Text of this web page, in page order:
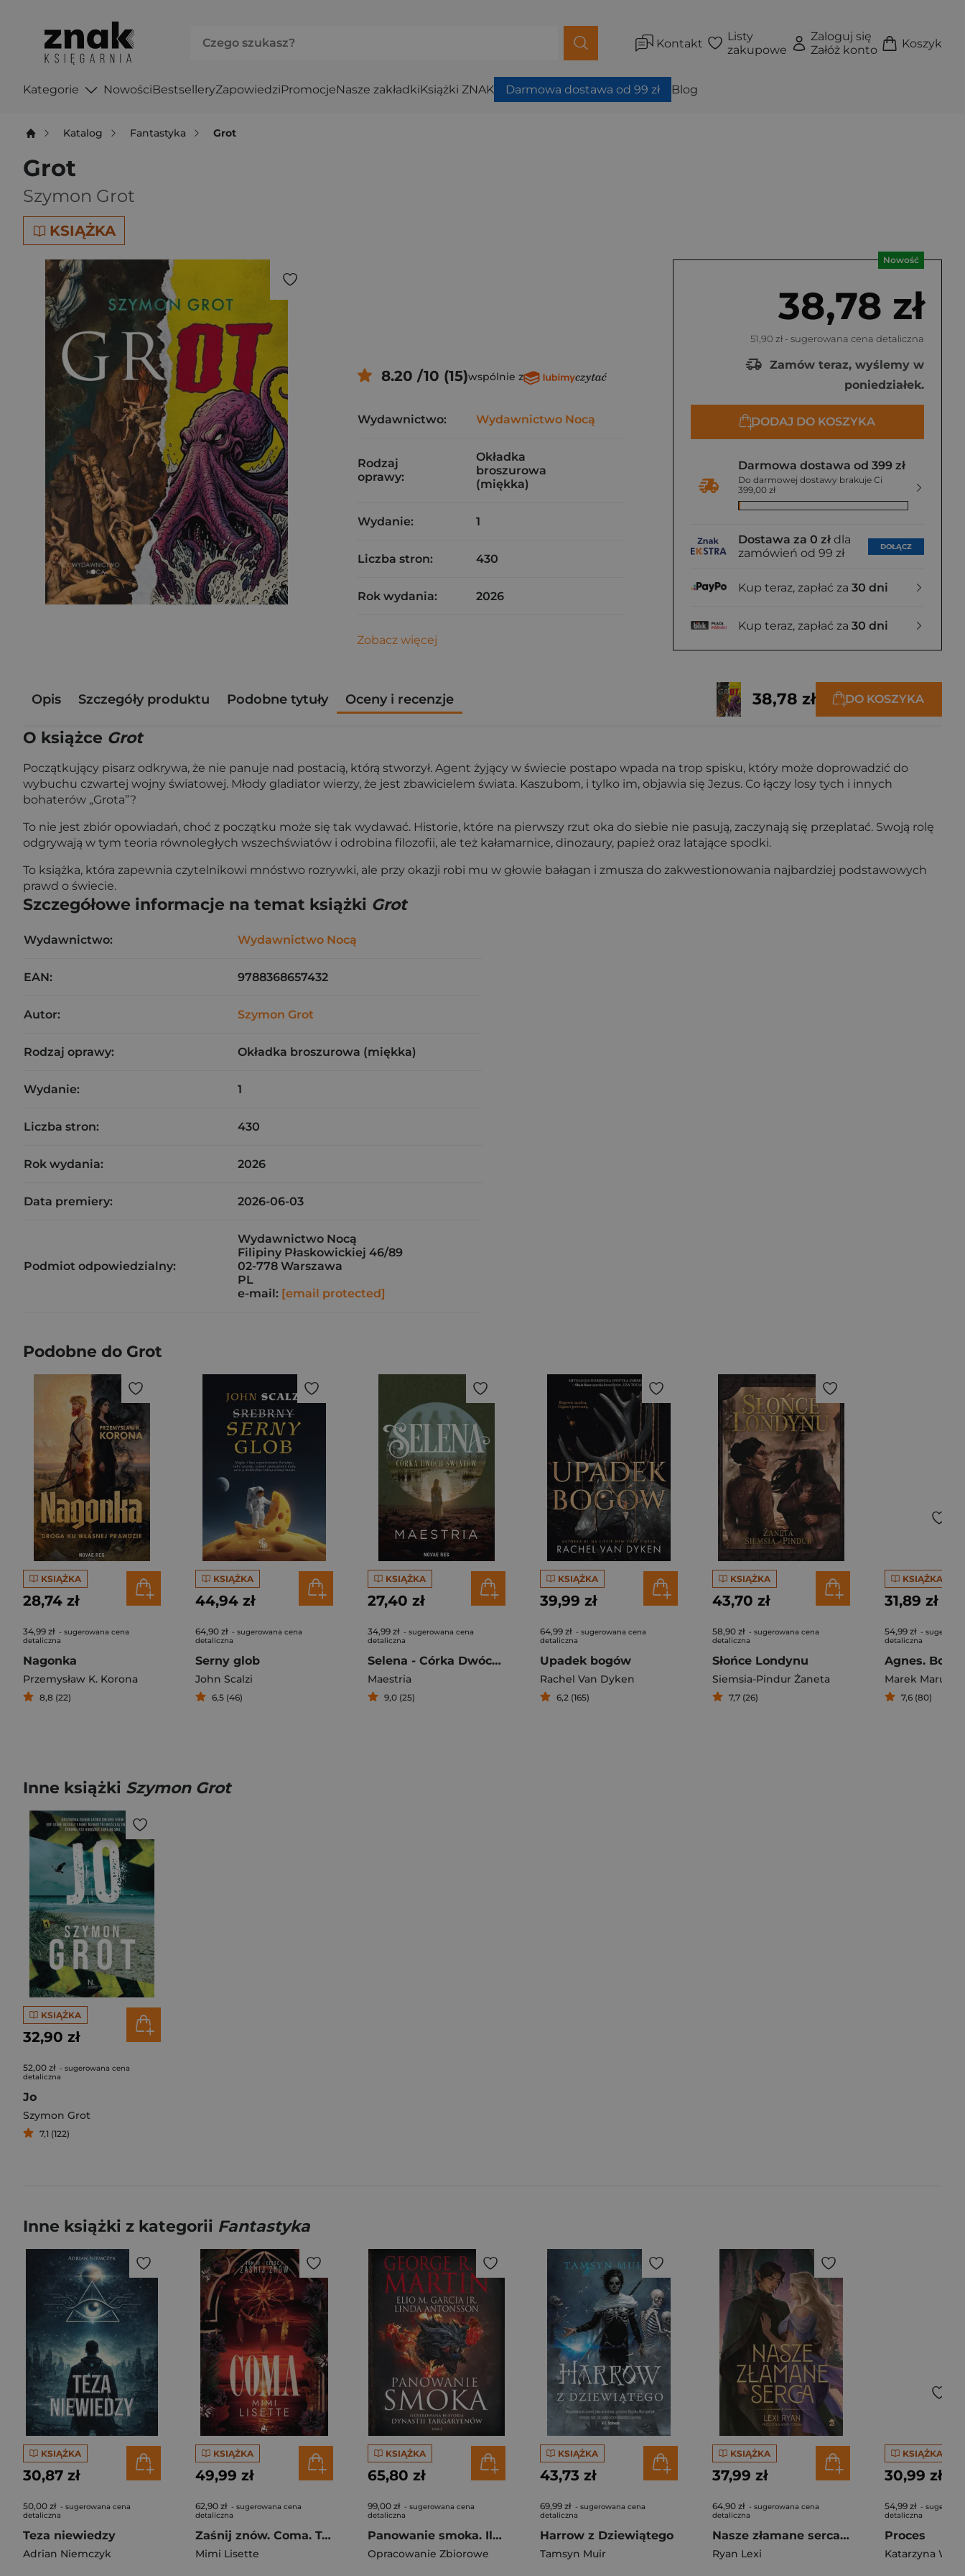
Kontakt
Listy
zakupowe
Zaloguj się
Załóż konto
Koszyk
Kategorie NowościBestselleryZapowiedziPromocjeNasze zakładkiKsiążki ZNAK Darmowa dostawa od 99 zł Blog
Katalog Fantastyka Grot
Grot
Szymon Grot
KSIĄŻKA
Nowość
38,78 zł
51,90 zł - sugerowana cena detaliczna
Zamów teraz, wyślemy w
poniedziałek.
DODAJ DO KOSZYKA
Darmowa dostawa od 399 zł
Do darmowej dostawy brakuje Ci
399,00 zł
Dostawa za 0 zł dla
zamówień od 99 zł
DOŁĄCZ
Kup teraz, zapłać za 30 dni
Kup teraz, zapłać za 30 dni
8.20 /10 (15)wspólnie z
Wydawnictwo: Wydawnictwo Nocą
Rodzaj
oprawy:
Okładka
broszurowa
(miękka)
Wydanie: 1
Liczba stron: 430
Rok wydania: 2026
Zobacz więcej
Opis Szczegóły produktu Podobne tytuły Oceny i recenzje 38,78 zł DO KOSZYKA
O książce Grot
Początkujący pisarz odkrywa, że nie panuje nad postacią, którą stworzył. Agent żyjący w świecie postapo wpada na trop spisku, który może doprowadzić do
wybuchu czwartej wojny światowej. Młody gladiator wierzy, że jest zbawicielem świata. Kaszubom, i tylko im, objawia się Jezus. Co łączy losy tych i innych
bohaterów „Grota”?
To nie jest zbiór opowiadań, choć z początku może się tak wydawać. Historie, które na pierwszy rzut oka do siebie nie pasują, zaczynają się przeplatać. Swoją rolę
odgrywają w tym teoria równoległych wszechświatów i odrobina filozofii, ale też kałamarnice, dinozaury, papież oraz latające spodki.
To książka, która zapewnia czytelnikowi mnóstwo rozrywki, ale przy okazji robi mu w głowie bałagan i zmusza do zakwestionowania najbardziej podstawowych
prawd o świecie.
Szczegółowe informacje na temat książki Grot
Wydawnictwo: Wydawnictwo Nocą
EAN: 9788368657432
Autor: Szymon Grot
Rodzaj oprawy: Okładka broszurowa (miękka)
Wydanie: 1
Liczba stron: 430
Rok wydania: 2026
Data premiery: 2026-06-03
Podmiot odpowiedzialny:
Wydawnictwo Nocą
Filipiny Płaskowickiej 46/89
02-778 Warszawa
PL
e-mail: [email protected]
Podobne do Grot
KSIĄŻKA
28,74 zł
34,99 zł - sugerowana cena
detaliczna
Nagonka
Przemysław K. Korona
8,8 (22)
KSIĄŻKA
44,94 zł
64,90 zł - sugerowana cena
detaliczna
Serny glob
John Scalzi
6,5 (46)
KSIĄŻKA
27,40 zł
34,99 zł - sugerowana cena
detaliczna
Selena - Córka Dwóch Światów
Maestria
9,0 (25)
KSIĄŻKA
39,99 zł
64,99 zł - sugerowana cena
detaliczna
Upadek bogów
Rachel Van Dyken
6,2 (165)
KSIĄŻKA
43,70 zł
58,90 zł - sugerowana cena
detaliczna
Słońce Londynu
Siemsia-Pindur Żaneta
7,7 (26)
KSIĄŻKA
31,89 zł
54,99 zł -
detaliczna
Marek
7,6 (80)
Inne książki Szymon Grot
KSIĄŻKA
32,90 zł
52,00 zł - sugerowana cena
detaliczna
Jo
Szymon Grot
7,1 (122)
Inne książki z kategorii Fantastyka
KSIĄŻKA
30,87 zł
50,00 zł - sugerowana cena
detaliczna
Teza niewiedzy
Adrian Niemczyk
KSIĄŻKA
49,99 zł
62,90 zł - sugerowana cena
detaliczna
Zaśnij znów. Coma. Tom 2. Część 1
Mimi Lisette
KSIĄŻKA
65,80 zł
99,00 zł - sugerowana cena
detaliczna
Panowanie smoka. Ilustrowana historia dynastii Targaryenów
Opracowanie Zbiorowe
KSIĄŻKA
43,73 zł
69,99 zł - sugerowana cena
detaliczna
Harrow z Dziewiątego
Tamsyn Muir
KSIĄŻKA
37,99 zł
64,90 zł - sugerowana cena
detaliczna
Nasze złamane serca. Nasze puste przysięgi
Ryan Lexi
KSIĄŻKA
30,99 zł
54,99 zł -
detaliczna
Proces
Katarzyna